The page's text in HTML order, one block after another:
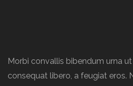
Morbi convallis bibendum urna
consequat libero, a feugiat eros.